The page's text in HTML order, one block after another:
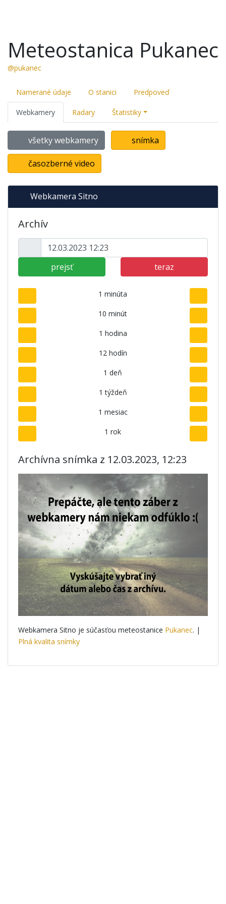
Meteostanica Pukanec
@pukanec
Namerané údaje O stanici Predpoveď
Webkamery Radary Štatistiky
všetky webkamery snímka
časozberné video
Webkamera Sitno
Archív
prejsť teraz
1 minúta
10 minút
1 hodina
12 hodín
1 deň
1 týždeň
1 mesiac
1 rok
Archívna snímka z 12.03.2023, 12:23
Webkamera Sitno je súčasťou meteostanice Pukanec. |
Plná kvalita snímky